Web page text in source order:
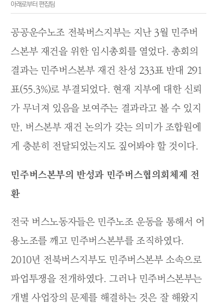
아래로부터 편집팀
공공운수노조 전북버스지부는 지난 3월 민주버
스본부 재건을 위한 임시총회를 열었다. 총회의
결과는 민주버스본부 재건 찬성 233표 반대 291
표(55.3%)로 부결되었다. 현재 지부에 대한 신뢰
가 무너져 있음을 보여주는 결과라고 볼 수 있지
만, 버스본부 재건 논의가 갖는 의미가 조합원에
게 충분히 전달되었는지도 짚어봐야 할 것이다.
민주버스본부의 반성과 민주버스협의회체제 전
환
전국 버스노동자들은 민주노조 운동을 통해서 어
용노조를 깨고 민주버스본부를 조직하였다.
2010년 전북버스지부도 민주버스본부 소속으로
파업투쟁을 전개하였다. 그러나 민주버스본부는
개별 사업장의 문제를 해결하는 것은 잘 해왔지